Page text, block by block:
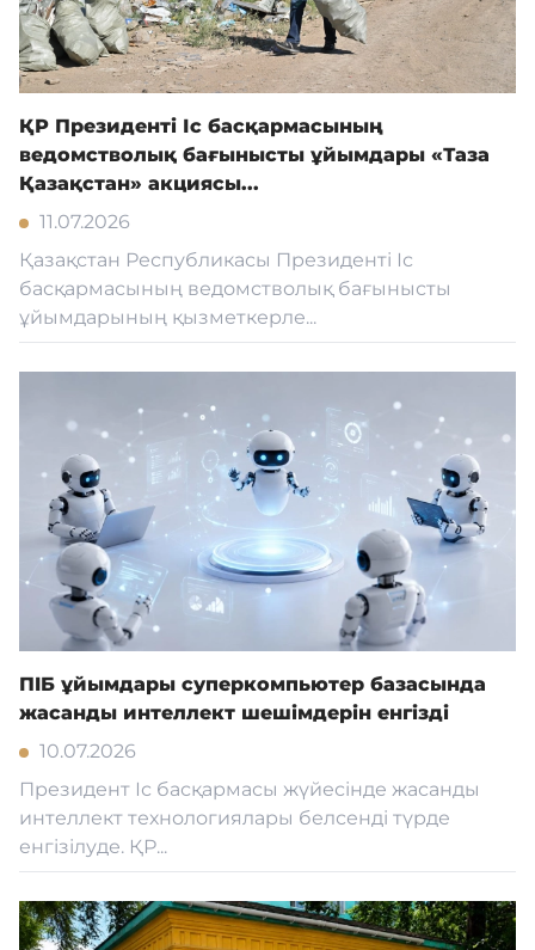
ҚР Президенті Іс басқармасының
ведомстволық бағынысты ұйымдары «Таза
Қазақстан» акциясы...
11.07.2026
Қазақстан Республикасы Президенті Іс
басқармасының ведомстволық бағынысты
ұйымдарының қызметкерле...
ПIБ ұйымдары суперкомпьютер базасында
жасанды интеллект шешімдерін енгізді
10.07.2026
Президент Іс басқармасы жүйесінде жасанды
интеллект технологиялары белсенді түрде
енгізілуде. ҚР...